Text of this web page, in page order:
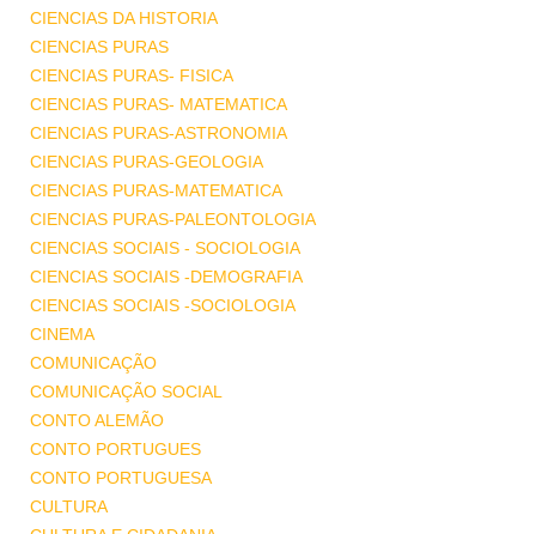
CIENCIAS DA HISTORIA
CIENCIAS PURAS
CIENCIAS PURAS- FISICA
CIENCIAS PURAS- MATEMATICA
CIENCIAS PURAS-ASTRONOMIA
CIENCIAS PURAS-GEOLOGIA
CIENCIAS PURAS-MATEMATICA
CIENCIAS PURAS-PALEONTOLOGIA
CIENCIAS SOCIAIS - SOCIOLOGIA
CIENCIAS SOCIAIS -DEMOGRAFIA
CIENCIAS SOCIAIS -SOCIOLOGIA
CINEMA
COMUNICAÇÃO
COMUNICAÇÃO SOCIAL
CONTO ALEMÃO
CONTO PORTUGUES
CONTO PORTUGUESA
CULTURA